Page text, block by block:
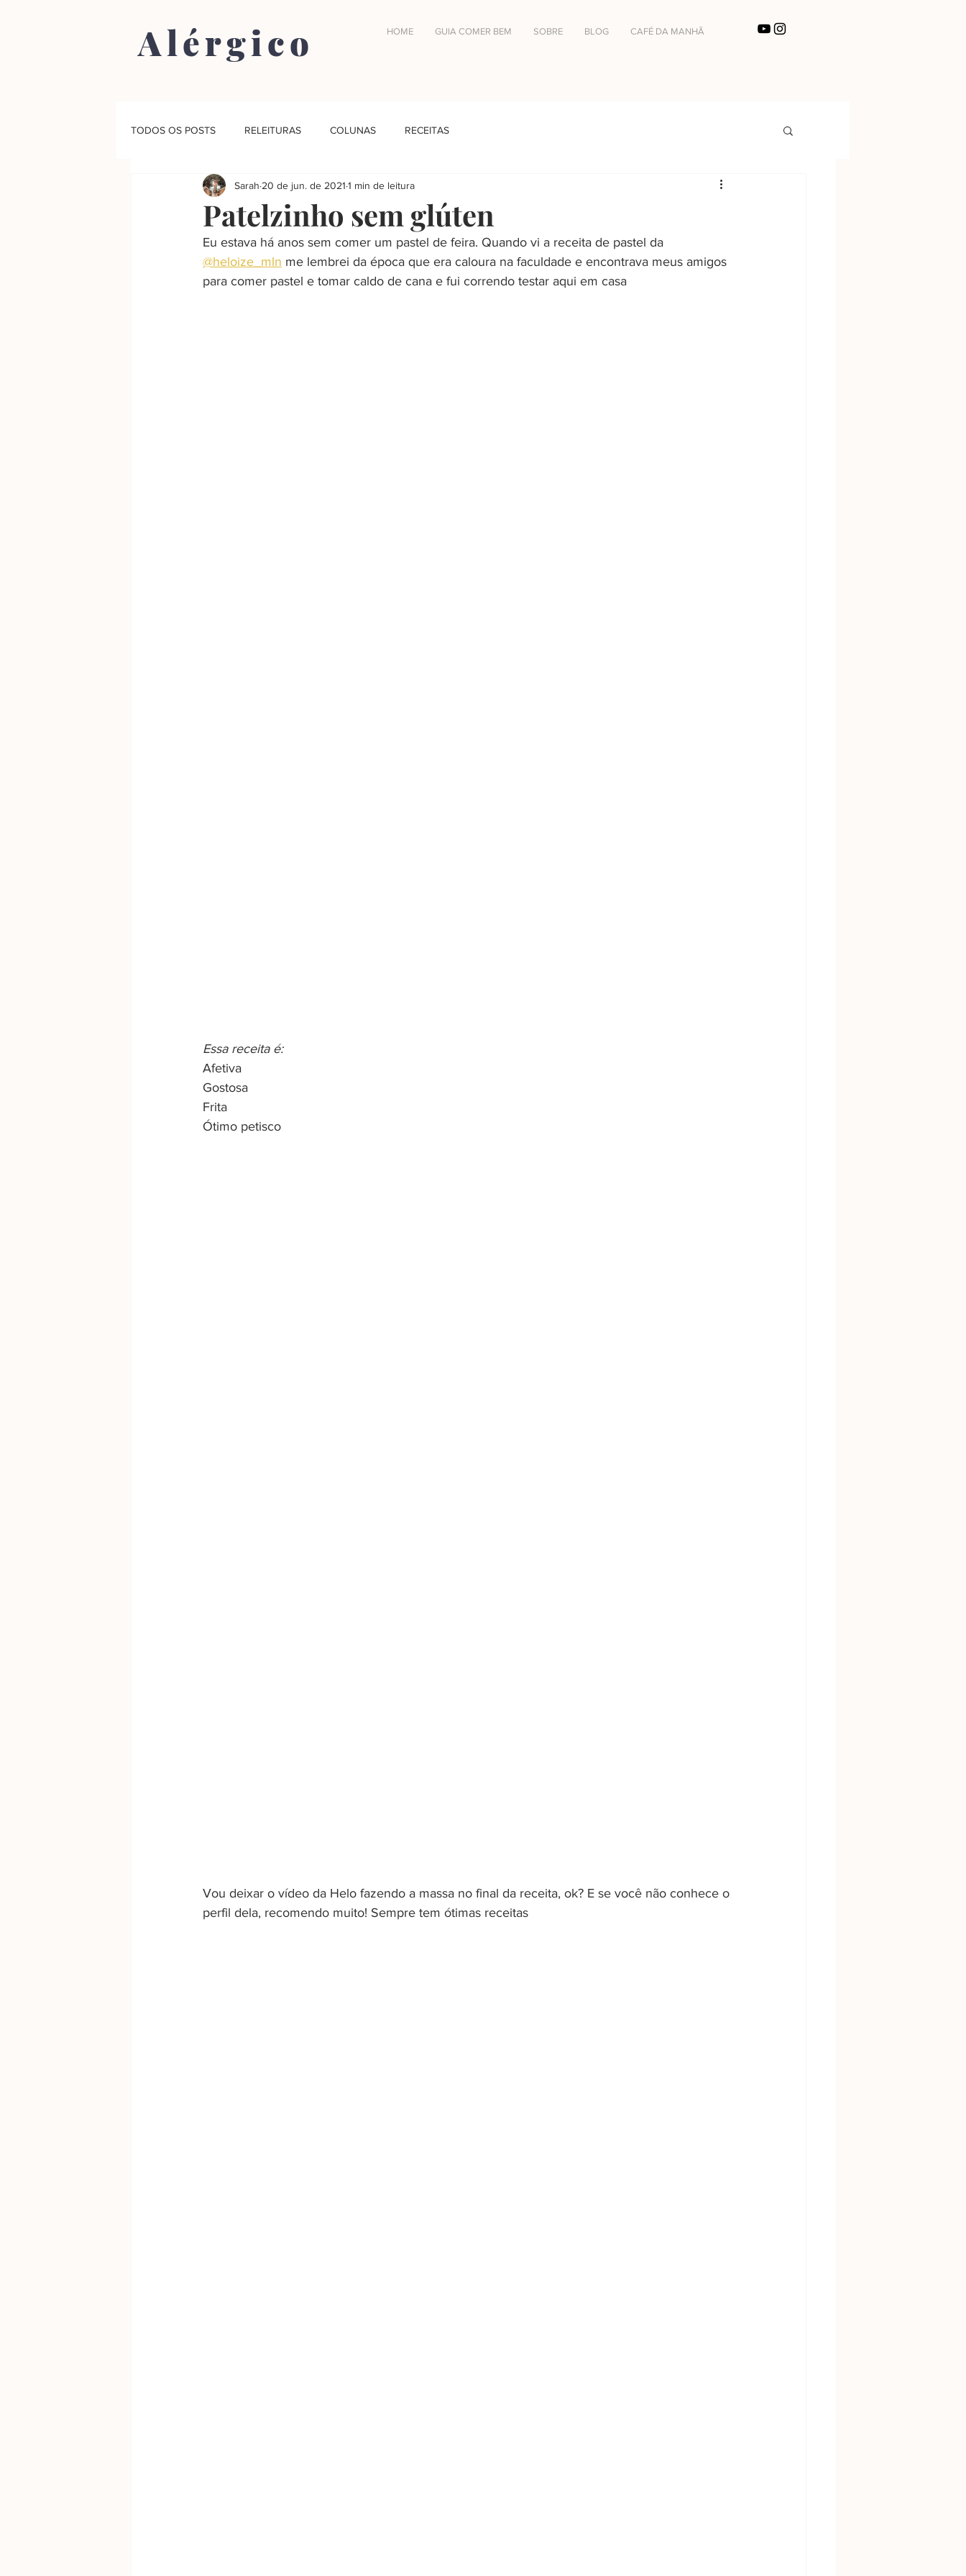
Alérgico HOME GUIA COMER BEM SOBRE BLOG CAFÉ DA MANHÃ
TODOS OS POSTS RELEITURAS COLUNAS RECEITAS
Patelzinho sem glúten
Sarah 20 de jun. de 2021 1 min de leitura
Eu estava há anos sem comer um pastel de feira. Quando vi a receita de pastel da
@heloize_mln me lembrei da época que era caloura na faculdade e encontrava meus amigos
para comer pastel e tomar caldo de cana e fui correndo testar aqui em casa
Essa receita é:
Afetiva
Gostosa
Frita
Ótimo petisco
Vou deixar o vídeo da Helo fazendo a massa no final da receita, ok? E se você não conhece o
perfil dela, recomendo muito! Sempre tem ótimas receitas